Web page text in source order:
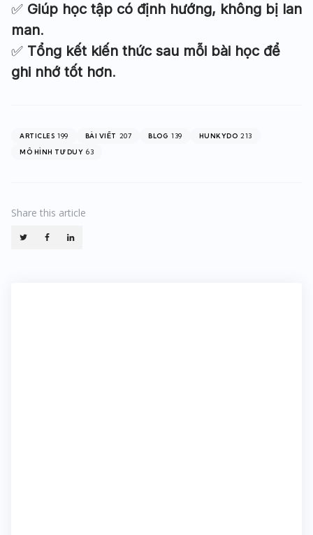
✅ Giúp học tập có định hướng, không bị lan
man.
✅ Tổng kết kiến thức sau mỗi bài học để
ghi nhớ tốt hơn.
ARTICLES 199 BÀI VIẾT 207 BLOG 139 HUNKYDO 213
MÔ HÌNH TƯ DUY 63
Share this article